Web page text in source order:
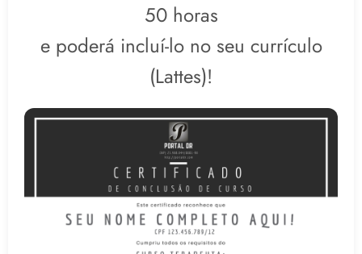
50 horas
e poderá incluí-lo no seu currículo
(Lattes)!